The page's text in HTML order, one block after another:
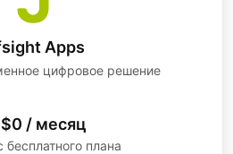
Apps
цифровое решение
$0 / месяц
бесплатного плана